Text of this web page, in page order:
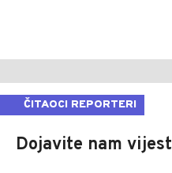
ČITAOCI REPORTERI
Dojavite nam vijest